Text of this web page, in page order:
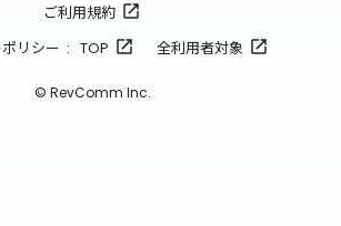
ご利用規約
ポリシー : TOP
全利用者対象
© RevComm Inc.